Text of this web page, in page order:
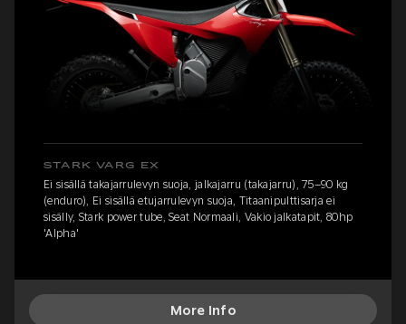
STARK VARG EX
Ei sisällä takajarrulevyn suoja, jalkajarru (takajarru), 75–90 kg
(enduro), Ei sisällä etujarrulevyn suoja, Titaanipulttisarja ei
sisälly, Stark power tube, Seat Normaali, Vakio jalkatapit, 80hp
'Alpha'
More Info